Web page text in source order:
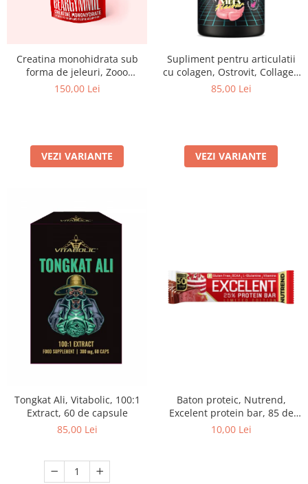
Creatina monohidrata sub
forma de jeleuri, Zooo
Nutrition, Creatine
150,00 Lei
VEZI VARIANTE
Supliment pentru articulatii
cu colagen, Ostrovit, Collagen
+ Vitamina C, 400 de grame,
85,00 Lei
VEZI VARIANTE
Tongkat Ali, Vitabolic, 100:1
Extract, 60 de capsule
85,00 Lei
Baton proteic, Nutrend,
Excelent protein bar, 85 de
grame
10,00 Lei